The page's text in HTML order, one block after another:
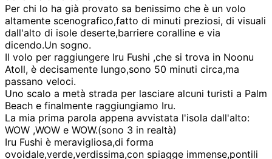
Per chi lo ha già provato sa benissimo che è un volo
altamente scenografico,fatto di minuti preziosi, di visuali
dall'alto di isole deserte,barriere coralline e via
dicendo.Un sogno.
Il volo per raggiungere Iru Fushi ,che si trova in Noonu
Atoll, è decisamente lungo,sono 50 minuti circa,ma
passano veloci.
Uno scalo a metà strada per lasciare alcuni turisti a Palm
Beach e finalmente raggiungiamo Iru.
La mia prima parola appena avvistata l'isola dall'alto:
WOW ,WOW e WOW.(sono 3 in realtà)
Iru Fushi è meravigliosa,di forma
ovoidale,verde,verdissima,con spiagge immense,pontili